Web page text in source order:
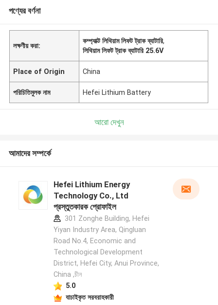
পণ্যের বর্ণনা
লক্ষণীয় করা:
কম্প্যাক্ট লিথিয়াম লিফট ট্রাক ব্যাটারি,
লিথিয়াম লিফট ট্রাক ব্যাটারি 25.6V
Place of Origin China
পরিচিতিমুলক নাম Hefei Lithium Battery
আরো দেখুন
আমাদের সম্পর্কে
Hefei Lithium Energy
Technology Co., Ltd
প্রস্তুতকারক প্রোফাইল
301 Zonghe Building, Hefei
Yiyan Industry Area, Qingluan
Road No.4, Economic and
Technological Development
District, Hefei City, Anui Province,
China ,চীন
5.0
যাচাইকৃত সরবরাহকারী